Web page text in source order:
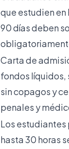
que estudien en
90 días deben
Carta de
fondos líquidos,
sin copagos y
penales y
Los
hasta 30 horas